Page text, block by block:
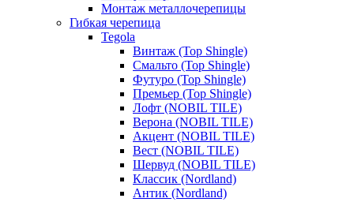
Монтаж металлочерепицы
Гибкая черепица
Tegola
Винтаж (Top Shingle)
Смальто (Top Shingle)
Футуро (Top Shingle)
Премьер (Top Shingle)
Лофт (NOBIL TILE)
Верона (NOBIL TILE)
Акцент (NOBIL TILE)
Вест (NOBIL TILE)
Шервуд (NOBIL TILE)
Классик (Nordland)
Антик (Nordland)